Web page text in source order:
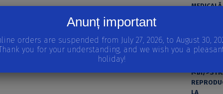
REPRODUCEREA ȘI DEZVOLTAREA VERTEBRATELOR
STRATEGII REPRODUCTIVE LA VERTEBRATE, INTRODUCERE
ÎN EMBRIOLOGIE, MODELE IN VITRO ALE DEZVOLTĂRII
Anunț important
orders are suspended from July 27, 2026, to August 30,
you for your understanding, and we wish you a
holiday!